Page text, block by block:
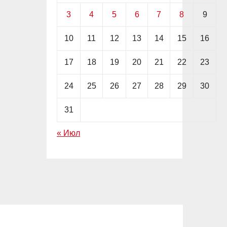
3 4 5 6 7 8 9
10 11 12 13 14 15 16
17 18 19 20 21 22 23
24 25 26 27 28 29 30
31
« Июл